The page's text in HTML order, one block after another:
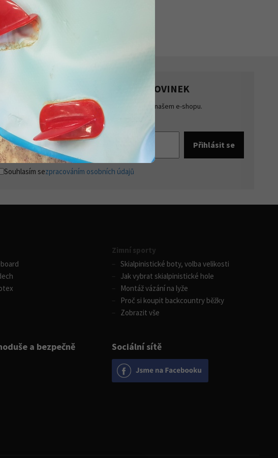
PŘIHLASTE SE K ODBĚRU NOVINEK
Získejte přehled o novinkách a akcích na našem e-shopu.
Přihlašte se k odběru novinek.
Souhlasím sezpracováním osobních údajů
Sociální sítě
Zimní sporty
Skialpinistické boty, volba velikosti
Jak vybrat skialpinistické hole
Montáž vázání na lyže
Proč si koupit backcountry běžky
Zobrazit vše
a bezpečně